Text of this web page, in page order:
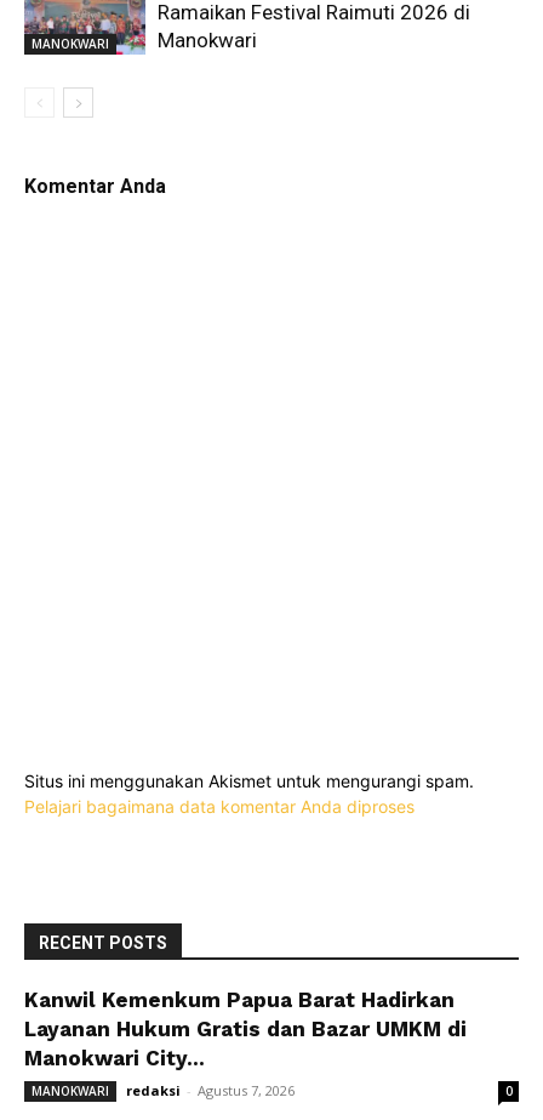
MANOKWARI
Ramaikan Festival Raimuti 2026 di
Manokwari
Komentar Anda
Situs ini menggunakan Akismet untuk mengurangi spam.
Pelajari bagaimana data komentar Anda diproses
RECENT POSTS
Kanwil Kemenkum Papua Barat Hadirkan
Layanan Hukum Gratis dan Bazar UMKM di
Manokwari City...
MANOKWARI redaksi - Agustus 7, 2026 0